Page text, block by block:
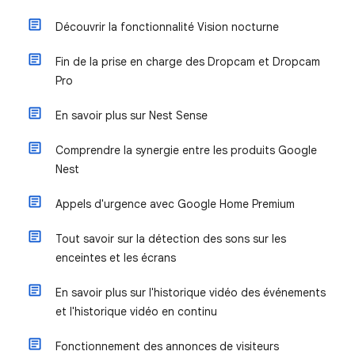
Découvrir la fonctionnalité Vision nocturne
Fin de la prise en charge des Dropcam et Dropcam
Pro
En savoir plus sur Nest Sense
Comprendre la synergie entre les produits Google
Nest
Appels d'urgence avec Google Home Premium
Tout savoir sur la détection des sons sur les
enceintes et les écrans
En savoir plus sur l'historique vidéo des événements
et l'historique vidéo en continu
Fonctionnement des annonces de visiteurs